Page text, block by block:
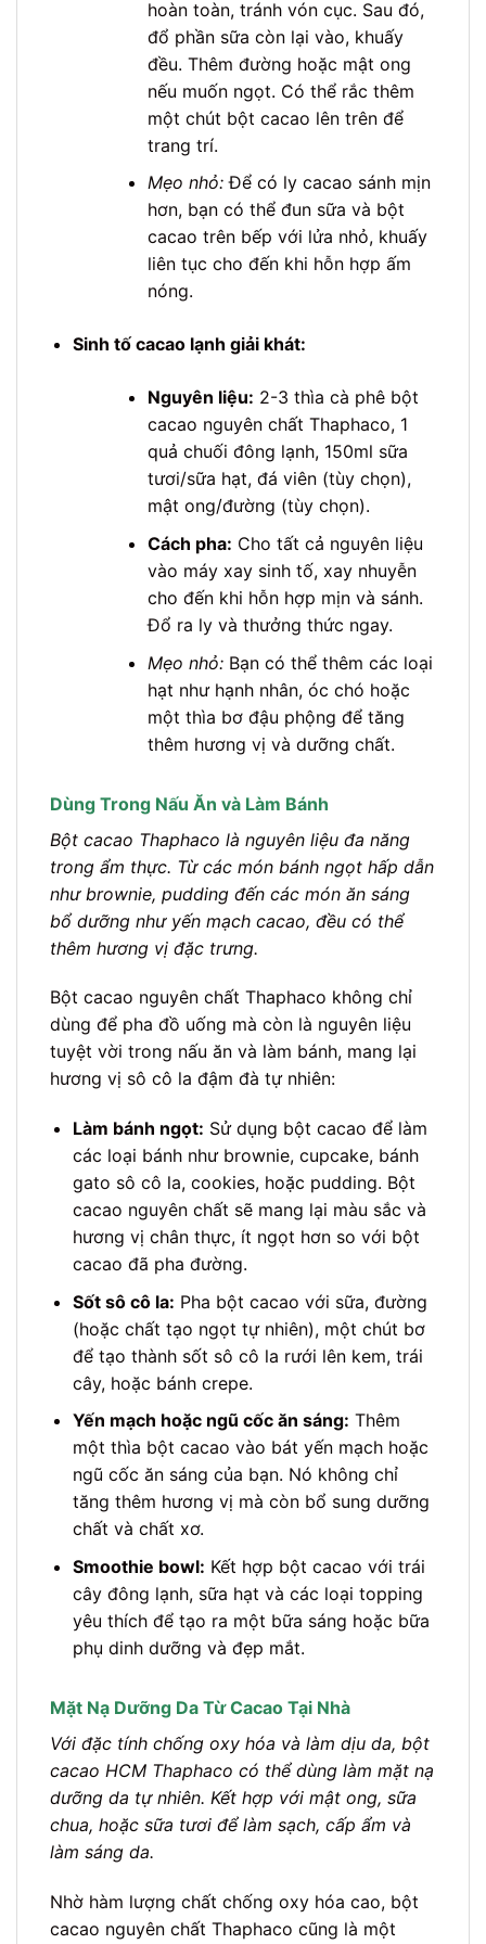
hoàn toàn, tránh vón cục. Sau đó,
đổ phần sữa còn lại vào, khuấy
đều. Thêm đường hoặc mật ong
nếu muốn ngọt. Có thể rắc thêm
một chút bột cacao lên trên để
trang trí.
Mẹo nhỏ:Để có ly cacao sánh mịn
hơn, bạn có thể đun sữa và bột
cacao trên bếp với lửa nhỏ, khuấy
liên tục cho đến khi hỗn hợp ấm
nóng.
Sinh tố cacao lạnh giải khát:
Nguyên liệu: 2-3 thìa cà phê bột
cacao nguyên chất Thaphaco, 1
quả chuối đông lạnh, 150ml sữa
tươi/sữa hạt, đá viên (tùy chọn),
mật ong/đường (tùy chọn).
Cách pha: Cho tất cả nguyên liệu
vào máy xay sinh tố, xay nhuyễn
cho đến khi hỗn hợp mịn và sánh.
Đổ ra ly và thưởng thức ngay.
Mẹo nhỏ:Bạn có thể thêm các loại
hạt như hạnh nhân, óc chó hoặc
một thìa bơ đậu phộng để tăng
thêm hương vị và dưỡng chất.
Dùng Trong Nấu Ăn và Làm Bánh
Bột cacao Thaphaco là nguyên liệu đa năng
trong ẩm thực. Từ các món bánh ngọt hấp dẫn
như brownie, pudding đến các món ăn sáng
bổ dưỡng như yến mạch cacao, đều có thể
thêm hương vị đặc trưng.
Bột cacao nguyên chất Thaphaco không chỉ
dùng để pha đồ uống mà còn là nguyên liệu
tuyệt vời trong nấu ăn và làm bánh, mang lại
hương vị sô cô la đậm đà tự nhiên:
Làm bánh ngọt: Sử dụng bột cacao để làm
các loại bánh như brownie, cupcake, bánh
gato sô cô la, cookies, hoặc pudding. Bột
cacao nguyên chất sẽ mang lại màu sắc và
hương vị chân thực, ít ngọt hơn so với bột
cacao đã pha đường.
Sốt sô cô la: Pha bột cacao với sữa, đường
(hoặc chất tạo ngọt tự nhiên), một chút bơ
để tạo thành sốt sô cô la rưới lên kem, trái
cây, hoặc bánh crepe.
Yến mạch hoặc ngũ cốc ăn sáng: Thêm
một thìa bột cacao vào bát yến mạch hoặc
ngũ cốc ăn sáng của bạn. Nó không chỉ
tăng thêm hương vị mà còn bổ sung dưỡng
chất và chất xơ.
Smoothie bowl: Kết hợp bột cacao với trái
cây đông lạnh, sữa hạt và các loại topping
yêu thích để tạo ra một bữa sáng hoặc bữa
phụ dinh dưỡng và đẹp mắt.
Mặt Nạ Dưỡng Da Từ Cacao Tại Nhà
Với đặc tính chống oxy hóa và làm dịu da, bột
cacao HCM Thaphaco có thể dùng làm mặt nạ
dưỡng da tự nhiên. Kết hợp với mật ong, sữa
chua, hoặc sữa tươi để làm sạch, cấp ẩm và
làm sáng da.
Nhờ hàm lượng chất chống oxy hóa cao, bột
cacao nguyên chất Thaphaco cũng là một